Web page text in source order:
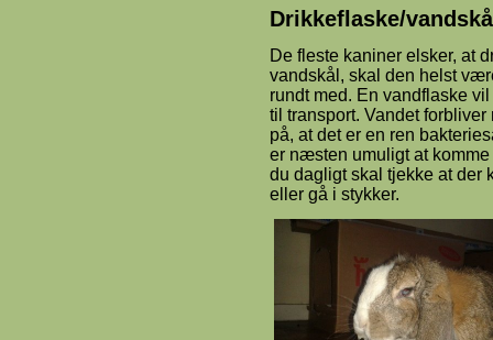
Drikkeflaske/
De fleste kaniner elsker, at
vandskål, skal den helst
rundt med. En vandflaske
til transport. Vandet
på, at det er en ren
er næsten umuligt at
du dagligt skal tjekke at der
eller gå i stykker.